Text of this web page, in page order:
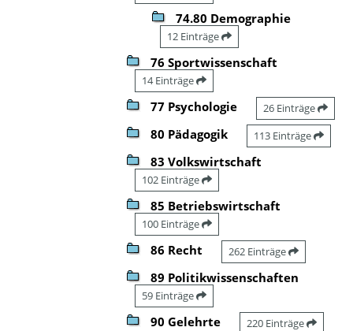
74.80 Demographie
12 Einträge
76 Sportwissenschaft
14 Einträge
77 Psychologie 26 Einträge
80 Pädagogik 113 Einträge
83 Volkswirtschaft
102 Einträge
85 Betriebswirtschaft
100 Einträge
86 Recht 262 Einträge
89 Politikwissenschaften
59 Einträge
90 Gelehrte 220 Einträge